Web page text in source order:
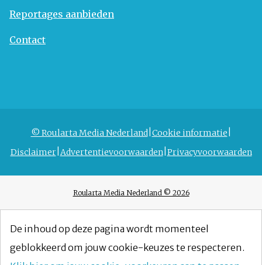
Reportages aanbieden
Contact
© Roularta Media Nederland Cookie informatie
Disclaimer Advertentievoorwaarden Privacyvoorwaarden
Roularta Media Nederland © 2026
De inhoud op deze pagina wordt momenteel
geblokkeerd om jouw cookie-keuzes te respecteren.